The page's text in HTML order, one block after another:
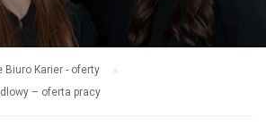
Biuro Karier - oferty
– oferta pracy